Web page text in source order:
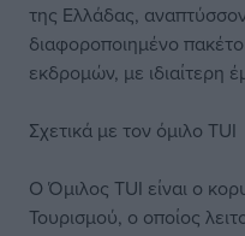
της Ελλάδας,
διαφοροποιημένο
εκδρομών, με ιδιαίτερη
Σχετικά με τον όμιλο TUI
Ο Όμιλος TUI είναι ο
Τουρισμού, ο οποίος